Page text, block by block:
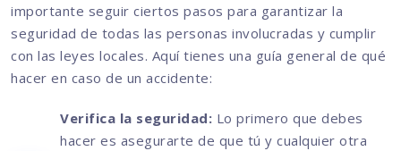
importante seguir ciertos pasos para garantizar la
seguridad de todas las personas involucradas y cumplir
con las leyes locales. Aquí tienes una guía general de qué
hacer en caso de un accidente:
Verifica la seguridad: Lo primero que debes
hacer es asegurarte de que tú y cualquier otra